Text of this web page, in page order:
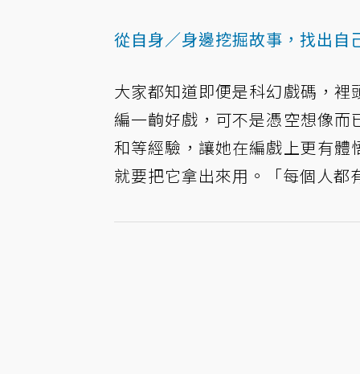
從自身／身邊挖掘故事，找出自
大家都知道即便是科幻戲碼，
編一齣好戲，可不是憑空想像
和等經驗，讓她在編戲上更有
就要把它拿出來用。「每個人都